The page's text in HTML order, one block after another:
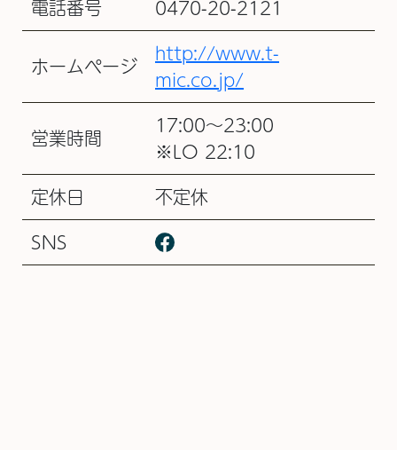
電話番号
0470-20-2121
ホームページ
http://www.t-
mic.co.jp/
営業時間
17:00～23:00
※LO 22:10
定休日
不定休
SNS